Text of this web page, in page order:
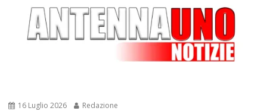
16 Luglio 2026 Redazione